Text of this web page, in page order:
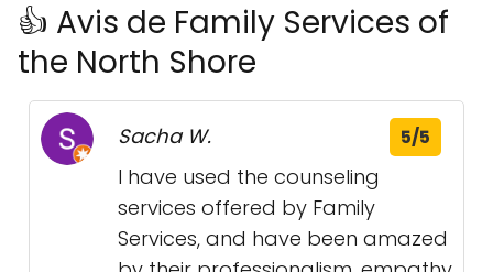
👍 Avis de Family Services of
the North Shore
Sacha W. 5/5
I have used the counseling
services offered by Family
Services, and have been amazed